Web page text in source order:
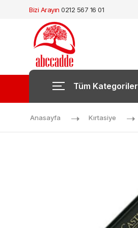
Bizi Arayın 0212 567 16 01
Tüm Kategoriler
Anasayfa Kırtasiye